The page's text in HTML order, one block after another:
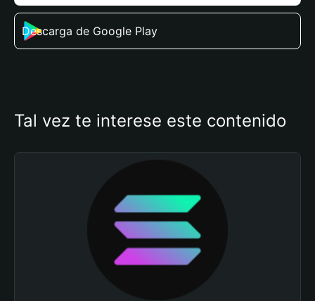
Descarga de Google Play
Tal vez te interese este contenido